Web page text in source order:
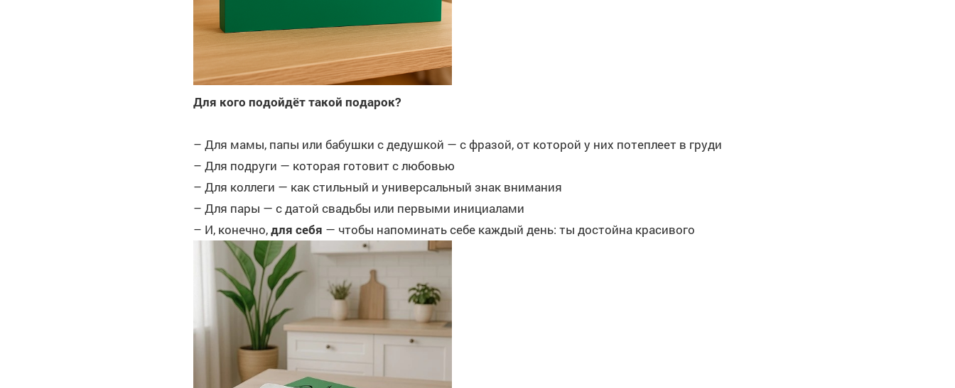
Для кого подойдёт такой подарок?
– Для мамы, папы или бабушки с дедушкой — с фразой, от которой у них потеплеет в груди
– Для подруги — которая готовит с любовью
– Для коллеги — как стильный и универсальный знак внимания
– Для пары — с датой свадьбы или первыми инициалами
– И, конечно,для себя — чтобы напоминать себе каждый день: ты достойна красивого